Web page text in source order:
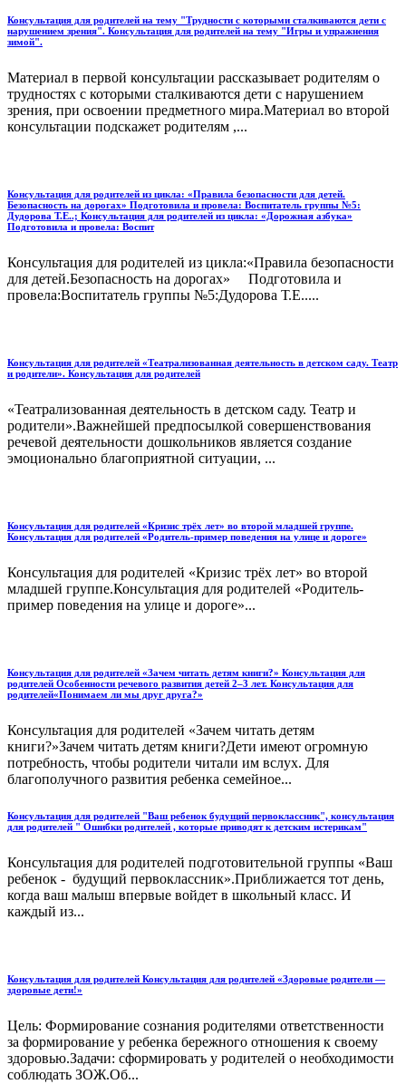
Консультация для родителей на тему "Трудности с которыми сталкиваются дети с
нарушением зрения". Консультация для родителей на тему "Игры и упражнения
зимой".
Материал в первой консультации рассказывает родителям о
трудностях с которыми сталкиваются дети с нарушением
зрения, при освоении предметного мира.Материал во второй
консультации подскажет родителям ,...
Консультация для родителей из цикла: «Правила безопасности для детей.
Безопасность на дорогах» Подготовила и провела: Воспитатель группы №5:
Дудорова Т.Е..; Консультация для родителей из цикла: «Дорожная азбука»
Подготовила и провела: Воспит
Консультация для родителей из цикла:«Правила безопасности
для детей.Безопасность на дорогах» Подготовила и
провела:Воспитатель группы №5:Дудорова Т.Е.....
Консультация для родителей «Театрализованная деятельность в детском саду. Театр
и родители». Консультация для родителей
«Театрализованная деятельность в детском саду. Театр и
родители».Важнейшей предпосылкой совершенствования
речевой деятельности дошкольников является создание
эмоционально благоприятной ситуации, ...
Консультация для родителей «Кризис трёх лет» во второй младшей группе.
Консультация для родителей «Родитель-пример поведения на улице и дороге»
Консультация для родителей «Кризис трёх лет» во второй
младшей группе.Консультация для родителей «Родитель-
пример поведения на улице и дороге»...
Консультация для родителей «Зачем читать детям книги?» Консультация для
родителей Особенности речевого развития детей 2–3 лет. Консультация для
родителей«Понимаем ли мы друг друга?»
Консультация для родителей «Зачем читать детям
книги?»Зачем читать детям книги?Дети имеют огромную
потребность, чтобы родители читали им вслух. Для
благополучного развития ребенка семейное...
Консультация для родителей "Ваш ребенок будущий первоклассник", консультация
для родителей " Ошибки родителей , которые приводят к детским истерикам"
Консультация для родителей подготовительной группы «Ваш
ребенок - будущий первоклассник».Приближается тот день,
когда ваш малыш впервые войдет в школьный класс. И
каждый из...
Консультация для родителей Консультация для родителей «Здоровые родители —
здоровые дети!»
Цель: Формирование сознания родителями ответственности
за формирование у ребенка бережного отношения к своему
здоровью.Задачи: сформировать у родителей о необходимости
соблюдать ЗОЖ.Об...